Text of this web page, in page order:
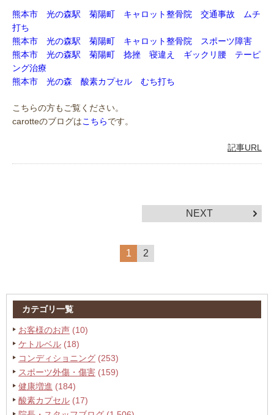
熊本市 光の森駅 菊陽町 キャロット整骨院 交通事故 ムチ
打ち
熊本市 光の森駅 菊陽町 キャロット整骨院 スポーツ障害
熊本市 光の森駅 菊陽町 捻挫 寝違え ギックリ腰 テーピ
ング治療
熊本市 光の森 酸素カプセル むち打ち
こちらの方もご覧ください。
carotteのブログはこちらです。
記事URL
1 2
NEXT
カテゴリ一覧
お客様のお声 (10)
ケトルベル (18)
コンディショニング (253)
スポーツ外傷・傷害 (159)
健康増進 (184)
酸素カプセル (17)